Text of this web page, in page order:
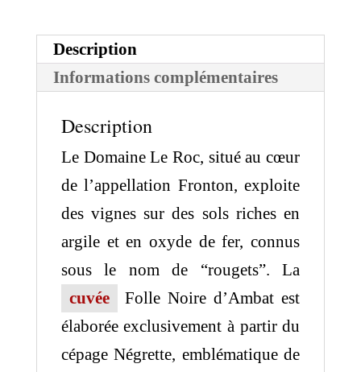
d'Ambat
2024
Description
Informations complémentaires
Description
​Le Domaine Le Roc, situé au cœur
de l’appellation Fronton, exploite
des vignes sur des sols riches en
argile et en oxyde de fer, connus
sous le nom de “rougets”. La
cuvée
Folle Noire d’Ambat est
élaborée exclusivement à partir du
cépage Négrette, emblématique de